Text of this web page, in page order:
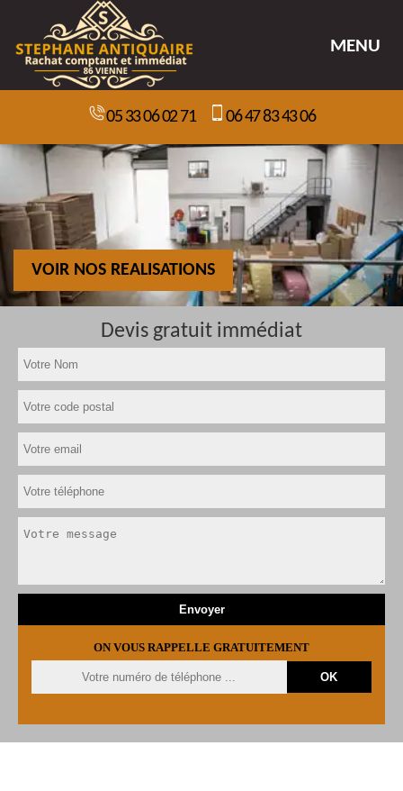
MENU
05 33 06 02 71 06 47 83 43 06
VOIR NOS REALISATIONS
Devis gratuit immédiat
ON VOUS RAPPELLE GRATUITEMENT